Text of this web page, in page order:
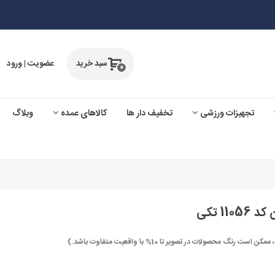
عضویت | ورود 0 سبد خرید
تجهیزات ورزشی تخفیف دار ها کالاهای عمده وبلاگ
تکی
در تصویر تا 10% با واقعیت متفاوت باشد.)